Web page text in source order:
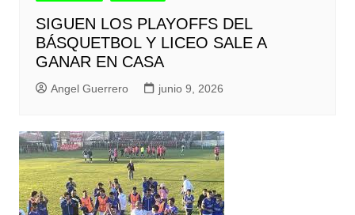
SIGUEN LOS PLAYOFFS DEL
BÁSQUETBOL Y LICEO SALE A
GANAR EN CASA
Angel Guerrero junio 9, 2026